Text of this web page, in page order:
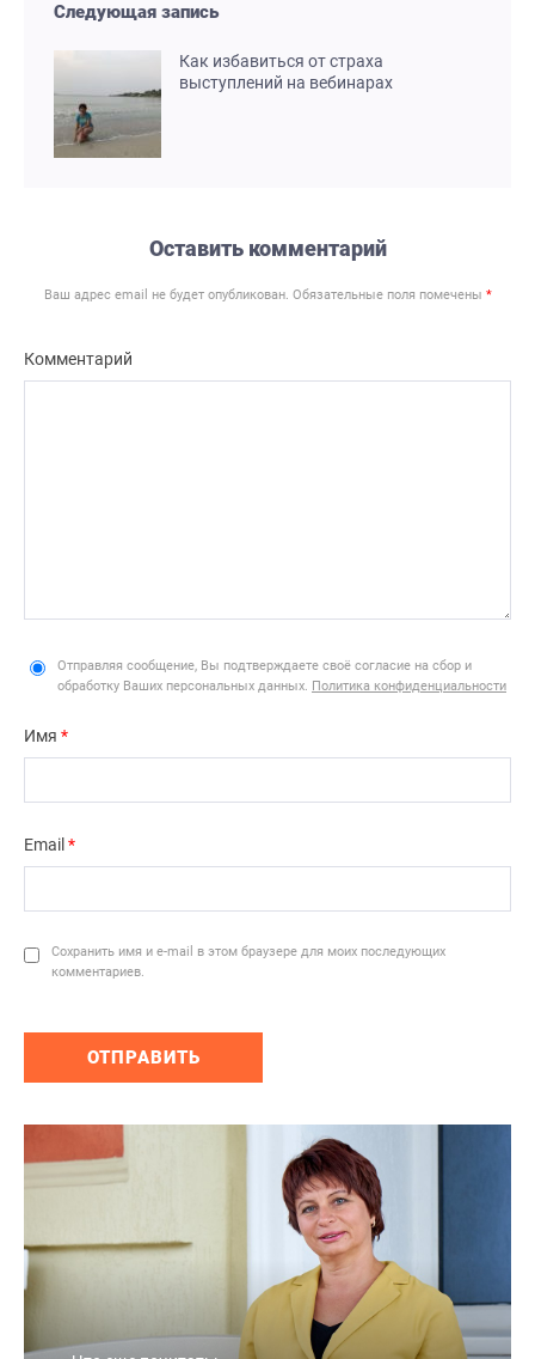
Следующая запись
Как избавиться от страха
выступлений на вебинарах
Оставить комментарий
Ваш адрес email не будет опубликован. Обязательные поля помечены *
Комментарий
Отправляя сообщение, Вы подтверждаете своё согласие на сбор и
обработку Ваших персональных данных. Политика конфиденциальности
Имя *
Email *
Сохранить имя и e-mail в этом браузере для моих последующих
комментариев.